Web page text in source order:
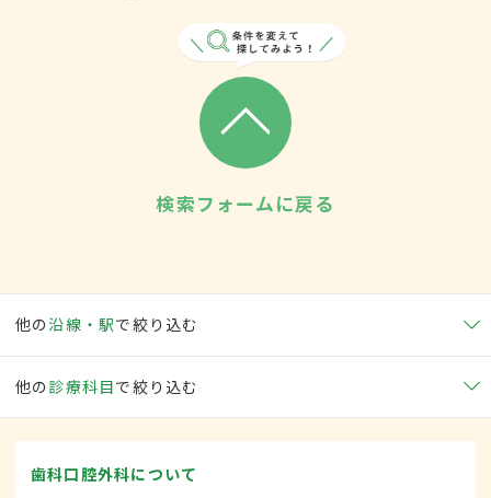
検索フォームに戻る
他の沿線・駅で絞り込む
他の 診療科目で絞り込む
歯科口腔外科について